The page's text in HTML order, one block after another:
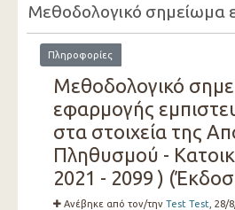
Πληροφορίες
Μεθοδολογικό
εφαρμογής
στα στοιχεία της
Πληθυσμού -
2021 - 2099 )
Ανέβηκε από τον/την Test Test , 28/